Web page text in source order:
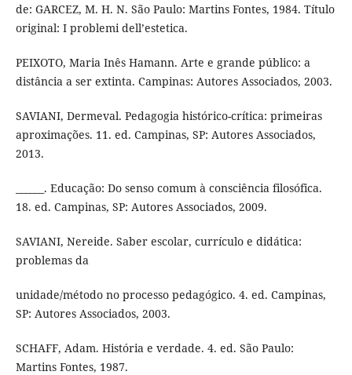
de: GARCEZ, M. H. N. São Paulo: Martins Fontes, 1984. Título
original: I problemi dell’estetica.
PEIXOTO, Maria Inês Hamann. Arte e grande público: a
distância a ser extinta. Campinas: Autores Associados, 2003.
SAVIANI, Dermeval. Pedagogia histórico-crítica: primeiras
aproximações. 11. ed. Campinas, SP: Autores Associados,
2013.
______. Educação: Do senso comum à consciência filosófica.
18. ed. Campinas, SP: Autores Associados, 2009.
SAVIANI, Nereide. Saber escolar, currículo e didática:
problemas da
unidade/método no processo pedagógico. 4. ed. Campinas,
SP: Autores Associados, 2003.
SCHAFF, Adam. História e verdade. 4. ed. São Paulo:
Martins Fontes, 1987.